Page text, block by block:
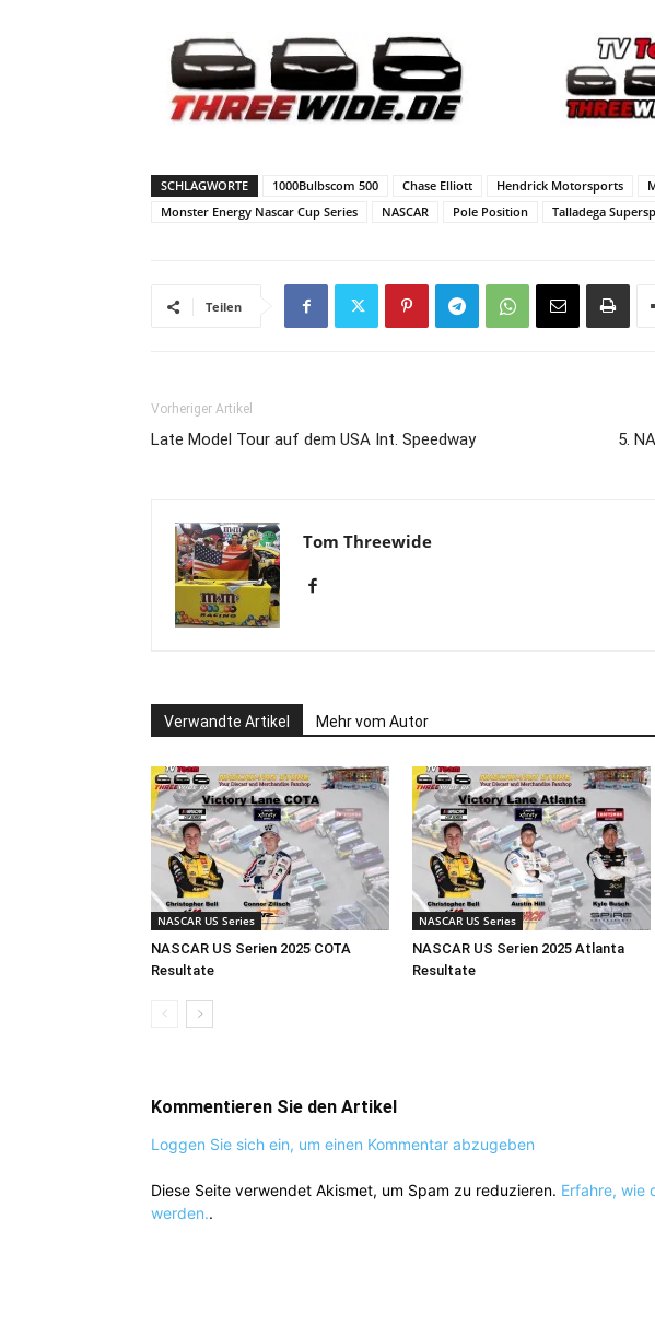
SCHLAGWORTE 1000Bulbscom 500 Chase Elliott Hendrick Motorsports
Monster Energy Nascar Cup Series
NASCAR Pole Position Talladega
Teilen
Vorheriger Artikel
Late Model Tour auf dem USA Int. Speedway 5.
Tom Threewide
Verwandte Artikel Mehr vom Autor
NASCAR US Series
NASCAR US Serien 2025 COTA
Resultate
NASCAR US Series
NASCAR US Serien 2025 Atlanta
Resultate
Kommentieren Sie den Artikel
Loggen Sie sich ein, um einen Kommentar abzugeben
Diese Seite verwendet Akismet, um Spam zu reduzieren. Erfahre, wie
werden..